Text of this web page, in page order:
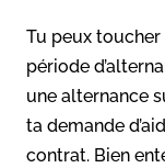
Tu peux
période
une alternance
ta demande
contrat. Bien